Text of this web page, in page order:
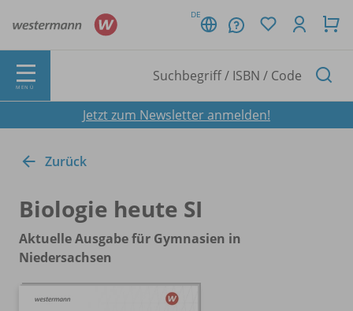
DE
MENÜ
Jetzt zum Newsletter anmelden!
Zurück
Biologie heute SI
Aktuelle Ausgabe für Gymnasien in
Niedersachsen